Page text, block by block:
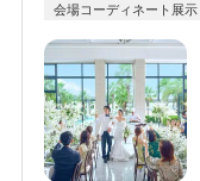
会場コーディネート展示